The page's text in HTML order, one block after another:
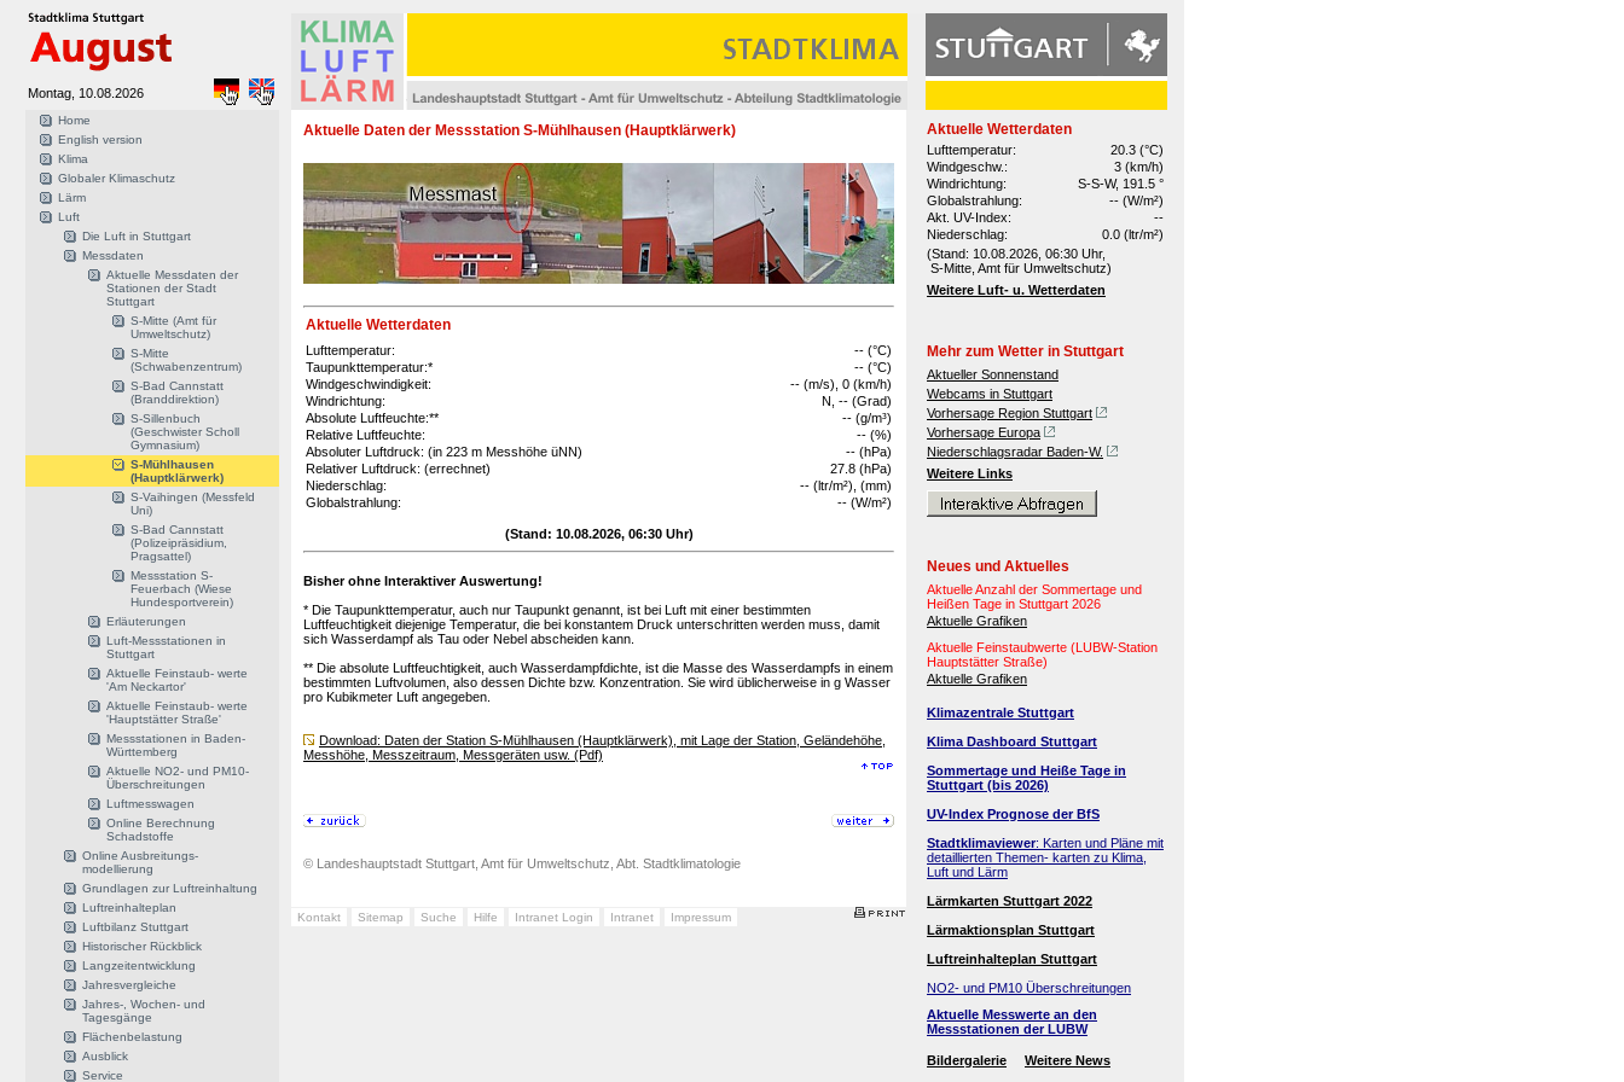
Montag, 10.08.2026
Home
English version
Klima
Globaler Klimaschutz
Lärm
Luft
Die Luft in Stuttgart
Messdaten
Aktuelle Messdaten der
Stationen der Stadt
Stuttgart
S-Mitte (Amt für
Umweltschutz)
S-Mitte
(Schwabenzentrum)
S-Bad Cannstatt
(Branddirektion)
S-Sillenbuch
(Geschwister Scholl
Gymnasium)
S-Mühlhausen
(Hauptklärwerk)
S-Vaihingen (Messfeld
Uni)
S-Bad Cannstatt
(Polizeipräsidium,
Pragsattel)
Messstation S-
Feuerbach (Wiese
Hundesportverein)
Erläuterungen
Luft-Messstationen in
Stuttgart
Aktuelle Feinstaub- werte
'Am Neckartor'
Aktuelle Feinstaub- werte
'Hauptstätter Straße'
Messstationen in Baden-
Württemberg
Aktuelle NO2- und PM10-
Überschreitungen
Luftmesswagen
Online Berechnung
Schadstoffe
Online Ausbreitungs-
modellierung
Grundlagen zur Luftreinhaltung
Luftreinhalteplan
Luftbilanz Stuttgart
Historischer Rückblick
Langzeitentwicklung
Jahresvergleiche
Jahres-, Wochen- und
Tagesgänge
Flächenbelastung
Ausblick
Service
Aktuelle Wetterdaten
Lufttemperatur:
20.3 (°C)
Windgeschw.:
3 (km/h)
Windrichtung:
S-S-W, 191.5 °
Globalstrahlung:
-- (W/m²)
Akt. UV-Index:
--
Niederschlag:
0.0 (ltr/m²)
(Stand: 10.08.2026, 06:30 Uhr,
S-Mitte, Amt für Umweltschutz)
Weitere Luft- u. Wetterdaten
Mehr zum Wetter in Stuttgart
Aktueller Sonnenstand
Webcams in Stuttgart
Vorhersage Region Stuttgart
Vorhersage Europa
Niederschlagsradar Baden-W.
Weitere Links
Neues und Aktuelles
Aktuelle Anzahl der Sommertage und
Heißen Tage in Stuttgart 2026
Aktuelle Grafiken
Aktuelle Feinstaubwerte (LUBW-Station
Hauptstätter Straße)
Aktuelle Grafiken
Klimazentrale Stuttgart
Klima Dashboard Stuttgart
Sommertage und Heiße Tage in
Stuttgart (bis 2026)
UV-Index Prognose der BfS
Stadtklimaviewer: Karten und Pläne mit
detaillierten Themen- karten zu Klima,
Luft und Lärm
Lärmkarten Stuttgart 2022
Lärmaktionsplan Stuttgart
Luftreinhalteplan Stuttgart
NO2- und PM10 Überschreitungen
Aktuelle Messwerte an den
Messstationen der LUBW
Bildergalerie Weitere News
Aktuelle Daten der Messstation S-Mühlhausen (Hauptklärwerk)
Aktuelle Wetterdaten
Lufttemperatur:
-- (°C)
Taupunkttemperatur:*
-- (°C)
Windgeschwindigkeit:
-- (m/s), 0 (km/h)
Windrichtung:
N, -- (Grad)
Absolute Luftfeuchte:**
-- (g/m³)
Relative Luftfeuchte:
-- (%)
Absoluter Luftdruck: (in 223 m Messhöhe üNN)
-- (hPa)
Relativer Luftdruck: (errechnet)
27.8 (hPa)
Niederschlag:
-- (ltr/m²), (mm)
Globalstrahlung:
-- (W/m²)
(Stand: 10.08.2026, 06:30 Uhr)
Bisher ohne Interaktiver Auswertung!
* Die Taupunkttemperatur, auch nur Taupunkt genannt, ist bei Luft mit einer bestimmten
Luftfeuchtigkeit diejenige Temperatur, die bei konstantem Druck unterschritten werden muss, damit
sich Wasserdampf als Tau oder Nebel abscheiden kann.
** Die absolute Luftfeuchtigkeit, auch Wasserdampfdichte, ist die Masse des Wasserdampfs in einem
bestimmten Luftvolumen, also dessen Dichte bzw. Konzentration. Sie wird üblicherweise in g Wasser
pro Kubikmeter Luft angegeben.
Download: Daten der Station S-Mühlhausen (Hauptklärwerk), mit Lage der Station, Geländehöhe,
Messhöhe, Messzeitraum, Messgeräten usw. (Pdf)
© Landeshauptstadt Stuttgart, Amt für Umweltschutz, Abt. Stadtklimatologie
Kontakt Sitemap Suche Hilfe Intranet Login Intranet Impressum